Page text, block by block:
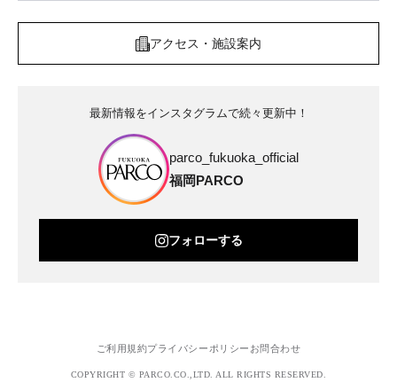
アクセス・施設案内
最新情報をインスタグラムで続々更新中！
parco_fukuoka_official
福岡PARCO
フォローする
ご利用規約プライバシーポリシー お問合わせ
COPYRIGHT © PARCO.CO.,LTD. ALL RIGHTS RESERVED.